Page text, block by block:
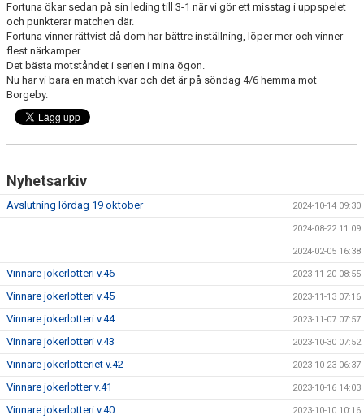
Fortuna ökar sedan på sin leding till 3-1 när vi gör ett misstag i uppspelet
och punkterar matchen där.
Fortuna vinner rättvist då dom har bättre inställning, löper mer och vinner
flest närkamper.
Det bästa motståndet i serien i mina ögon.
Nu har vi bara en match kvar och det är på söndag 4/6 hemma mot
Borgeby.
Nyhetsarkiv
Avslutning lördag 19 oktober 2024-10-14 09:30
2024-08-22 11:09
2024-02-05 16:38
Vinnare jokerlotteri v.46 2023-11-20 08:55
Vinnare jokerlotteri v.45 2023-11-13 07:16
Vinnare jokerlotteri v.44 2023-11-07 07:57
Vinnare jokerlotteri v.43 2023-10-30 07:52
Vinnare jokerlotteriet v.42 2023-10-23 06:37
Vinnare jokerlotter v.41 2023-10-16 14:03
Vinnare jokerlotteri v.40 2023-10-10 10:16